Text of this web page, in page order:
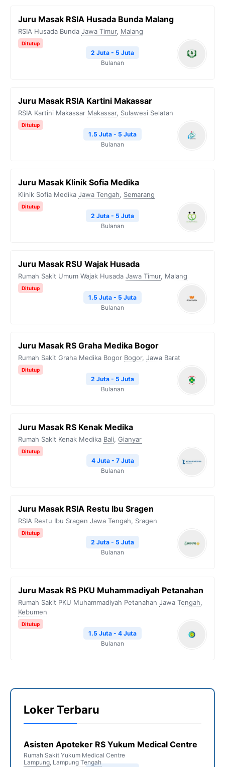
Juru Masak RSIA Husada Bunda Malang
RSIA Husada Bunda Jawa Timur, Malang
Ditutup
2 Juta - 5 Juta
Bulanan
Juru Masak RSIA Kartini Makassar
RSIA Kartini Makassar Makassar, Sulawesi Selatan
Ditutup
1.5 Juta - 5 Juta
Bulanan
Juru Masak Klinik Sofia Medika
Klinik Sofia Medika Jawa Tengah, Semarang
Ditutup
2 Juta - 5 Juta
Bulanan
Juru Masak RSU Wajak Husada
Rumah Sakit Umum Wajak Husada Jawa Timur, Malang
Ditutup
1.5 Juta - 5 Juta
Bulanan
Juru Masak RS Graha Medika Bogor
Rumah Sakit Graha Medika Bogor Bogor, Jawa Barat
Ditutup
2 Juta - 5 Juta
Bulanan
Juru Masak RS Kenak Medika
Rumah Sakit Kenak Medika Bali, Gianyar
Ditutup
4 Juta - 7 Juta
Bulanan
Juru Masak RSIA Restu Ibu Sragen
RSIA Restu Ibu Sragen Jawa Tengah, Sragen
Ditutup
2 Juta - 5 Juta
Bulanan
Juru Masak RS PKU Muhammadiyah Petanahan
Rumah Sakit PKU Muhammadiyah Petanahan Jawa Tengah,
Kebumen
Ditutup
1.5 Juta - 4 Juta
Bulanan
Loker Terbaru
Asisten Apoteker RS Yukum Medical Centre
Rumah Sakit Yukum Medical Centre
Lampung, Lampung Tengah